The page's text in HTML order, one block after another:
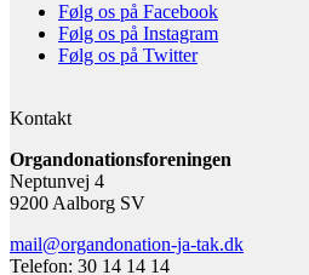
Følg os på Facebook
Følg os på Instagram
Følg os på Twitter
Kontakt
Organdonationsforeningen
Neptunvej 4
9200 Aalborg SV
mail@organdonation-ja-tak.dk
Telefon: 30 14 14 14